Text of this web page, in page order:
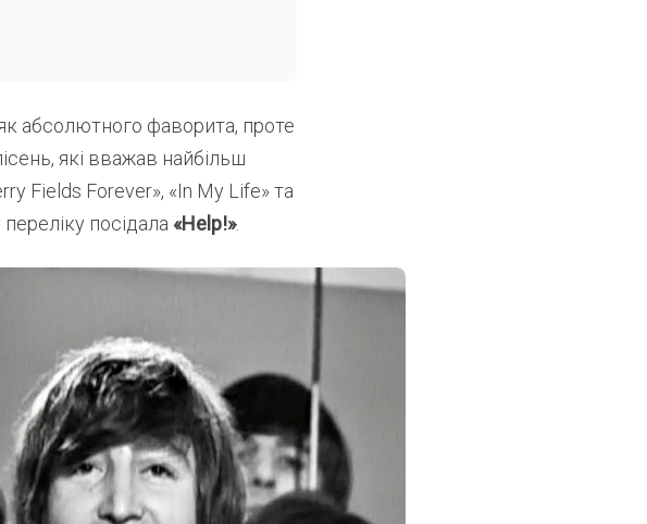
абсолютного фаворита, проте
які вважав найбільш
Fields Forever», «In My Life» та
посідала «Help!».